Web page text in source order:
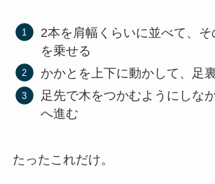
2本を肩幅くらいに並べて、
を乗せる
かかとを上下に動かして、足
足先で木をつかむようにしな
へ進む
たったこれだけ。